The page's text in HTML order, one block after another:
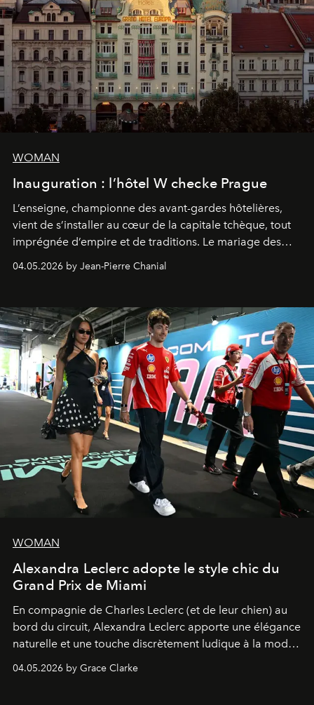
WOMAN
Inauguration : l’hôtel W checke Prague
L’enseigne, championne des avant-gardes hôtelières,
vient de s’installer au cœur de la capitale tchèque, tout
imprégnée d’empire et de traditions. Le mariage des
04.05.2026 by Jean-Pierre Chanial
WOMAN
Alexandra Leclerc adopte le style chic du
Grand Prix de Miami
En compagnie de Charles Leclerc (et de leur chien) au
bord du circuit, Alexandra Leclerc apporte une élégance
naturelle et une touche discrètement ludique à la mode
04.05.2026 by Grace Clarke